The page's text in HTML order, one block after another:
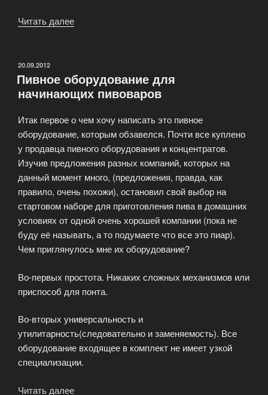
Читать далее
ОПУБЛИКОВАНО
20.09.2012
Пивное оборудование для
начинающих пивоваров
Итак первое о чем хочу написать это пивное
оборудование, которым обзавелся. Почти все куплено
у продавца пивного оборудования и концентратов.
Изучив предложения разных компаний, которых на
данный момент много, (предложения, правда, как
правило, очень похожи), остановил свой выбор на
стартовом наборе для приготовления пива в домашних
условиях от одной очень хорошей компании (пока не
буду её называть, а то подумаете что все это пиар).
Чем приглянулось мне их оборудование?
Во-первых простота. Никаких сложных механизмов или
приспособ для понта.
Во-вторых универсальность и
утилитарность(следовательно и заменяемость). Все
оборудование входящее в комплект не имеет узкой
специализации.
Читать далее